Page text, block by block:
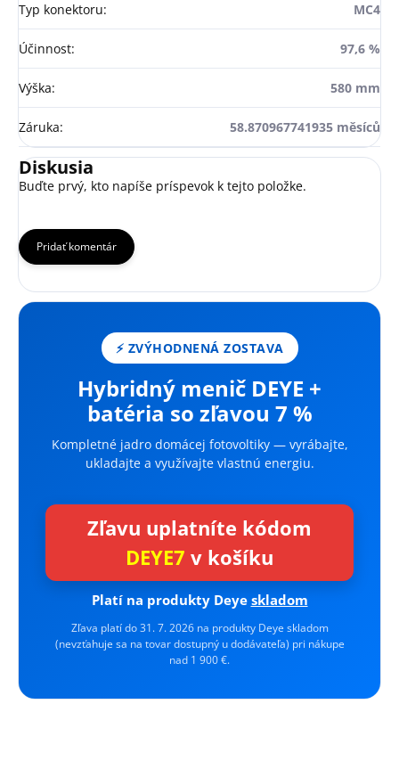
Typ konektoru: MC4
Účinnost: 97,6 %
Výška: 580 mm
Záruka: 58.870967741935 měsíců
Diskusia
Buďte prvý, kto napíše príspevok k tejto položke.
Pridať komentár
⚡ ZVÝHODNENÁ ZOSTAVA
Hybridný menič DEYE +
batéria so zľavou 7 %
Kompletné jadro domácej fotovoltiky — vyrábajte,
ukladajte a využívajte vlastnú energiu.
Zľavu uplatníte kódom
DEYE7 v košíku
Platí na produkty Deye skladom
Zľava platí do 31. 7. 2026 na produkty Deye skladom
(nevzťahuje sa na tovar dostupný u dodávateľa) pri nákupe
nad 1 900 €.